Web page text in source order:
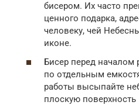
бисером. Их часто
ценного подарка,
человеку, чей
иконе.
Бисер перед началом
по отдельным
работы высыпайте
плоскую